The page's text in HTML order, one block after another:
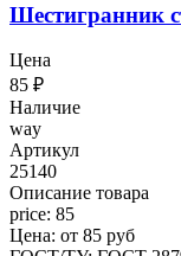
Шестигранник
Цена
85 ₽
Наличие
way
Артикул
25140
Описание товара
price: 85
Цена: от 85 руб